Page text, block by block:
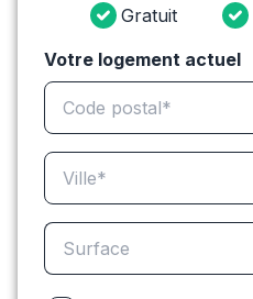
Gratuit
Votre logement actuel